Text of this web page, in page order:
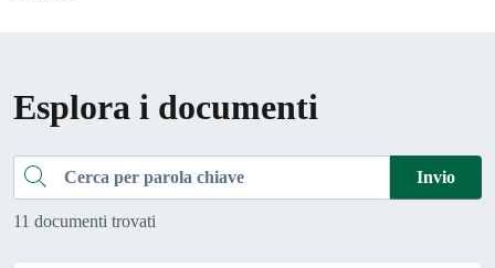
Esplora i documenti
Cerca Invio
11 documenti trovati